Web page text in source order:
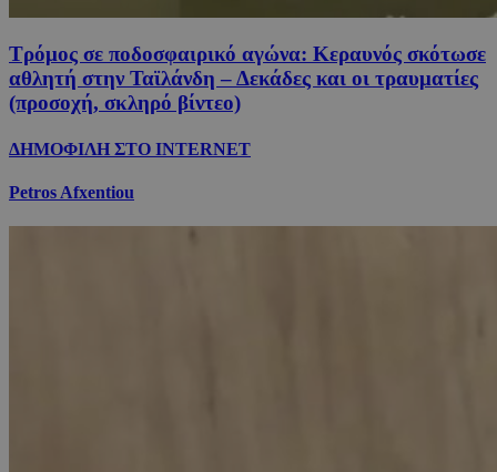
Τρόμος σε ποδοσφαιρικό αγώνα: Κεραυνός σκότωσε
αθλητή στην Ταϊλάνδη – Δεκάδες και οι τραυματίες
(προσοχή, σκληρό βίντεο)
ΔΗΜΟΦΙΛΗ ΣΤΟ INTERNET
Petros Afxentiou